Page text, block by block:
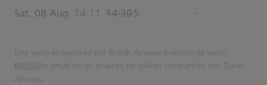
Sat, 08 Aug actual Hora
14:11
Estimated Hora
14:305 -
Este vuelo es operado por British Airways (número de vuelo)
BA585 En virtud de un acuerdo de código compartido con Qatar
Airways.